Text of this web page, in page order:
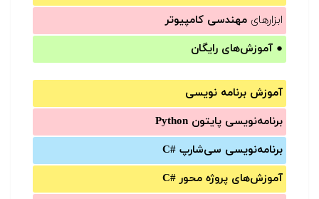
ابزارهای مهندسی کامپیوتر
● آموزش‌های رایگان
آموزش برنامه نویسی
برنامه‌نویسی پایتون Python
برنامه‌‌نویسی سی‌شارپ C#‎
آموزش‌های پروژه محور #C